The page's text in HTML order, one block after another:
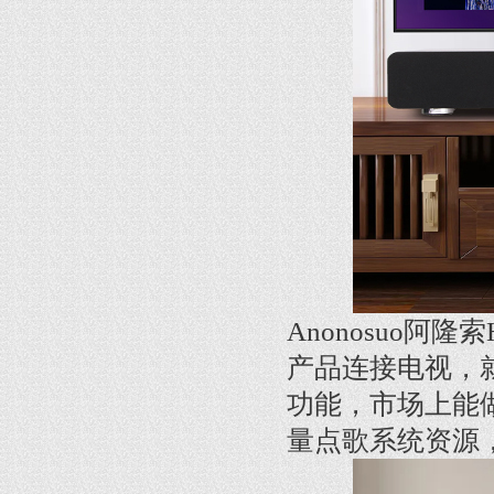
Anonosuo阿隆
产品连接电视，
功能，市场上能
量点歌系统资源